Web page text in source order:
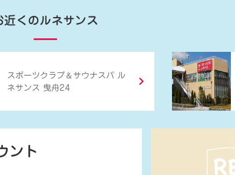
近くのルネサンス
スポーツクラブ ＆ サウナスパ ル
ネサンス 曳舟24
ント